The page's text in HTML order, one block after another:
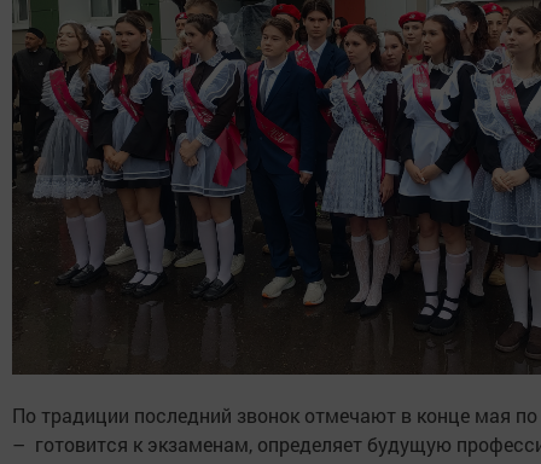
По традиции последний звонок отмечают в конце мая
– готовится к экзаменам, определяет будущую